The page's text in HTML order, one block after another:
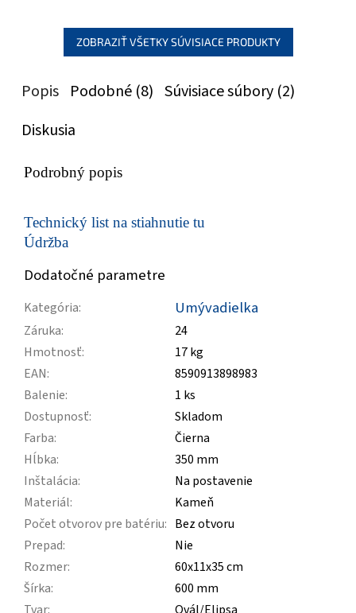
svojim atraktívnym...
ZOBRAZIŤ VŠETKY SÚVISIACE PRODUKTY
Popis Podobné (8) Súvisiace súbory (2)
Diskusia
Podrobný popis
Technický list na stiahnutie tu
Údržba
Dodatočné parametre
Kategória: Umývadielka
Záruka:
24
Hmotnosť:
17 kg
EAN:
8590913898983
Balenie:
1 ks
Dostupnosť:
Skladom
Farba:
Čierna
Hĺbka:
350 mm
Inštalácia:
Na postavenie
Materiál:
Kameň
Počet otvorov pre batériu: Bez otvoru
Prepad:
Nie
Rozmer:
60x11x35 cm
Šírka:
600 mm
Tvar:
Ovál/Elipsa